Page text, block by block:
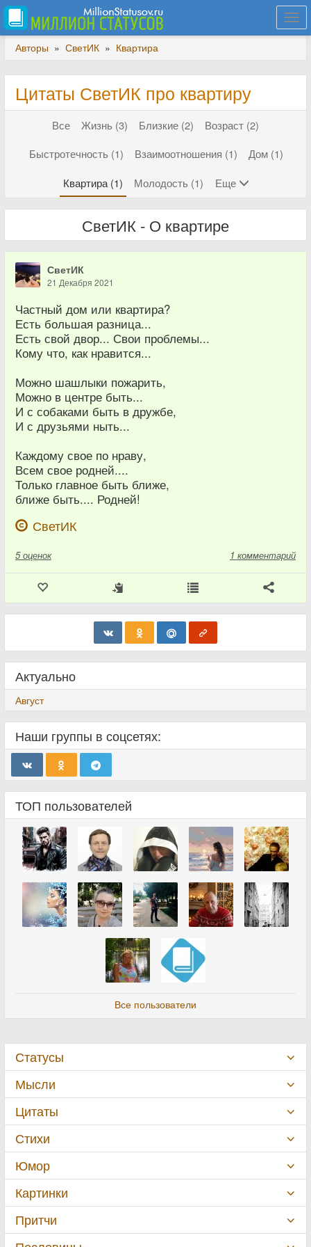
Авторы » СветИК » Квартира
Цитаты СветИК про квартиру
Все Жизнь (3) Близкие (2)
Возраст (2)
Быстротечность (1)
Взаимоотношения (1)
Дом (1)
Квартира (1)
Молодость (1) Еще
СветИК - О квартире
СветИК
21 Декабря 2021
Частный дом или квартира?
Есть большая разница...
Есть свой двор... Свои проблемы...
Кому что, как нравится...
Можно шашлыки пожарить,
Можно в центре быть...
И с собаками быть в дружбе,
И с друзьями ныть...
Каждому свое по нраву,
Всем свое родней....
Только главное быть ближе,
ближе быть.... Родней!
СветИК
5 оценок 1 комментарий
Актуально
Август
Наши группы в соцсетях:
ТОП пользователей
Все пользователи
Статусы
Мысли
Цитаты
Стихи
Юмор
Картинки
Притчи